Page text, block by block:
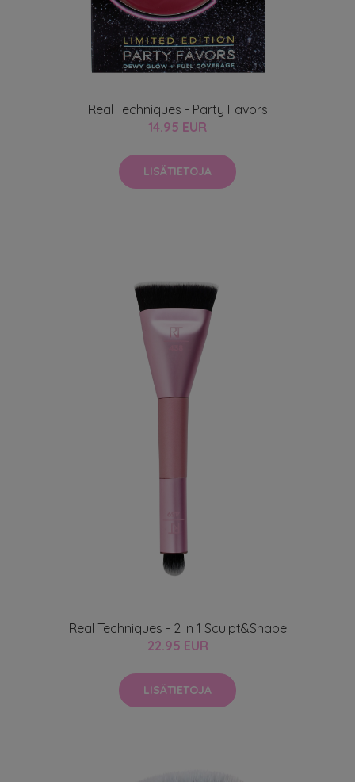
Real Techniques - Party Favors
14.95 EUR
LISÄTIETOJA
Real Techniques - 2 in 1 Sculpt&Shape
22.95 EUR
LISÄTIETOJA